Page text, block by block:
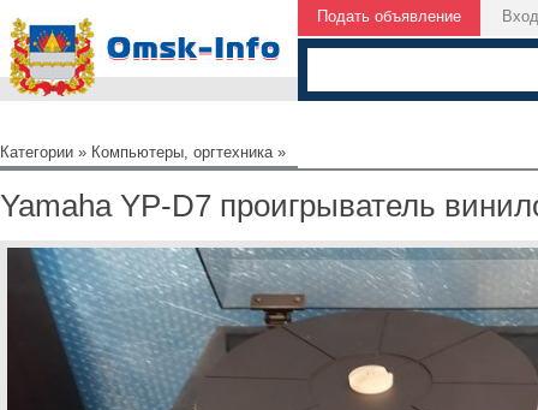
Подать объявление Вход
Категории » Компьютеры, оргтехника»
Yamaha YP-D7 проигрыватель